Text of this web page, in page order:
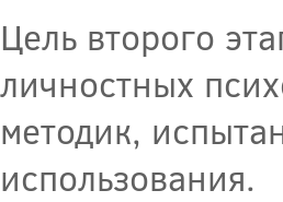
Цель второго
личностных
методик,
использования.